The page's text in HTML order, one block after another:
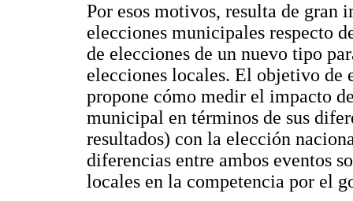
Por esos motivos, resulta de gran
elecciones municipales respecto
de elecciones de un nuevo tipo
elecciones locales. El objetivo de
propone cómo medir el impacto
municipal en términos de sus
resultados) con la elección
diferencias entre ambos eventos
locales en la competencia por el